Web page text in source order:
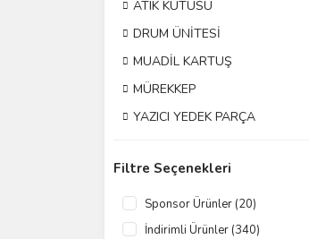
ATIK KUTUSU
DRUM ÜNİTESİ
MUADİL KARTUŞ
MÜREKKEP
YAZICI YEDEK PARÇA
Filtre Seçenekleri
Sponsor Ürünler (20)
İndirimli Ürünler (340)